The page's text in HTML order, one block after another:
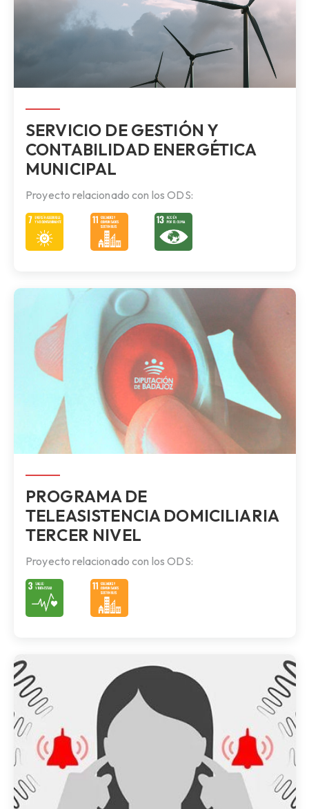
SERVICIO DE GESTIÓN Y
CONTABILIDAD ENERGÉTICA
MUNICIPAL
Proyecto relacionado con los ODS:
PROGRAMA DE
TELEASISTENCIA DOMICILIARIA
TERCER NIVEL
Proyecto relacionado con los ODS: